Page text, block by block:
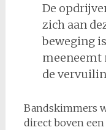
De
zich aan
beweging
meeneemt
de
Bandskimmers
direct boven